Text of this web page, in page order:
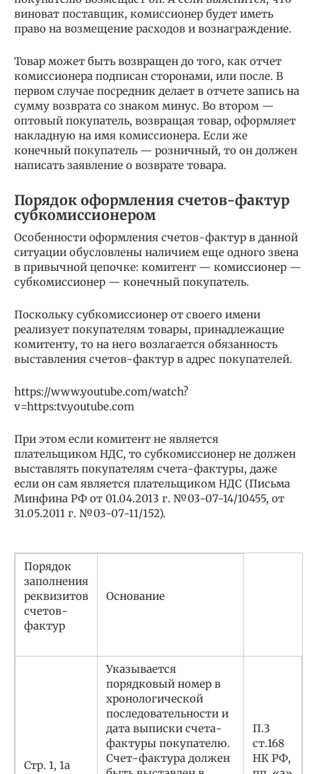
виноват поставщик, комиссионер будет иметь
право на возмещение расходов и вознаграждение.
Товар может быть возвращен до того, как отчет
комиссионера подписан сторонами, или после. В
первом случае посредник делает в отчете запись на
сумму возврата со знаком минус. Во втором —
оптовый покупатель, возвращая товар, оформляет
накладную на имя комиссионера. Если же
конечный покупатель — розничный, то он должен
написать заявление о возврате товара.
Порядок оформления счетов-фактур
субкомиссионером
Особенности оформления счетов-фактур в данной
ситуации обусловлены наличием еще одного звена
в привычной цепочке: комитент — комиссионер —
субкомиссионер — конечный покупатель.
Поскольку субкомиссионер от своего имени
реализует покупателям товары, принадлежащие
комитенту, то на него возлагается обязанность
выставления счетов-фактур в адрес покупателей.
https://www.youtube.com/watch?
v=https:tv.youtube.com
При этом если комитент не является
плательщиком НДС, то субкомиссионер не должен
выставлять покупателям счета-фактуры, даже
если он сам является плательщиком НДС (Письма
Минфина РФ от 01.04.2013 г. №03-07-14/10455, от
31.05.2011 г. №03-07-11/152).
Порядок
заполнения
реквизитов
счетов-
фактур
Основание
Стр. 1, 1а
Указывается
порядковый номер в
хронологической
последовательности и
дата выписки счета-
фактуры покупателю.
Счет-фактура должен
П.3
ст.168
НК РФ,